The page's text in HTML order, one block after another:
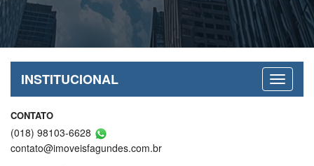
Roberto
Enviar Um Depoimento
INSTITUCIONAL